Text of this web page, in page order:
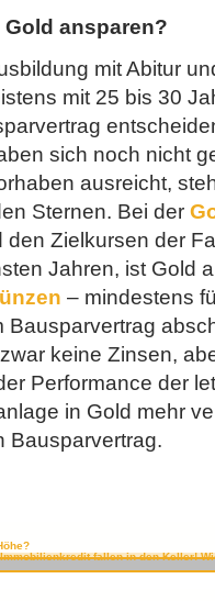
ansparen?
mit Abitur
mit 25 bis 30
sich noch nicht
ausreicht,
Sternen. Bei der
Zielkursen der
Jahren, ist Gold
– mindestens
Bausparvertrag
keine Zinsen,
Performance der
in Gold mehr
Bausparvertrag.
fallen in den Keller!